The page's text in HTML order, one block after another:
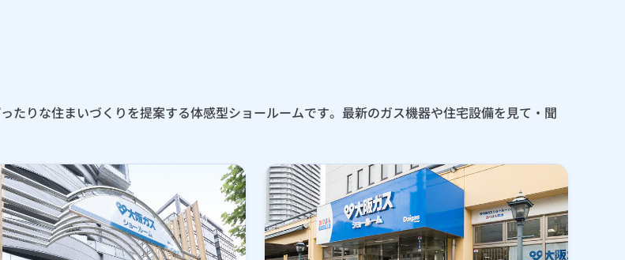
たりな住まいづくりを提案する体感型ショールームです。最新のガス機器や住宅設備を見て・聞